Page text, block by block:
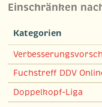
Einschränken
Kategorien
Fuchstreff DDV
Doppelkopf-Liga